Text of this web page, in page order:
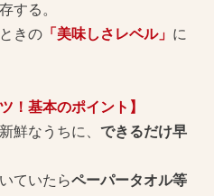
する。
きの「美味しさレベル」 に
！基本のポイント】
鮮なうちに、 できるだけ早
ていたらペーパータオル等